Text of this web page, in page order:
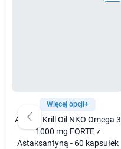
Więcej opcji+
Aliness Krill Oil NKO Omega 3
1000 mg FORTE z
Astaksantyną - 60 kapsułek